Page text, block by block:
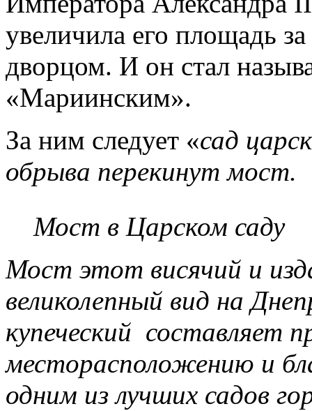
увеличила его площадь
дворцом. И он стал
«Мариинским».
За ним следует «сад
обрыва перекинут мост.
Мост в Царском саду
Мост этот висячий и
великолепный вид на
купеческий составляет
месторасположению и
одним из лучших садов